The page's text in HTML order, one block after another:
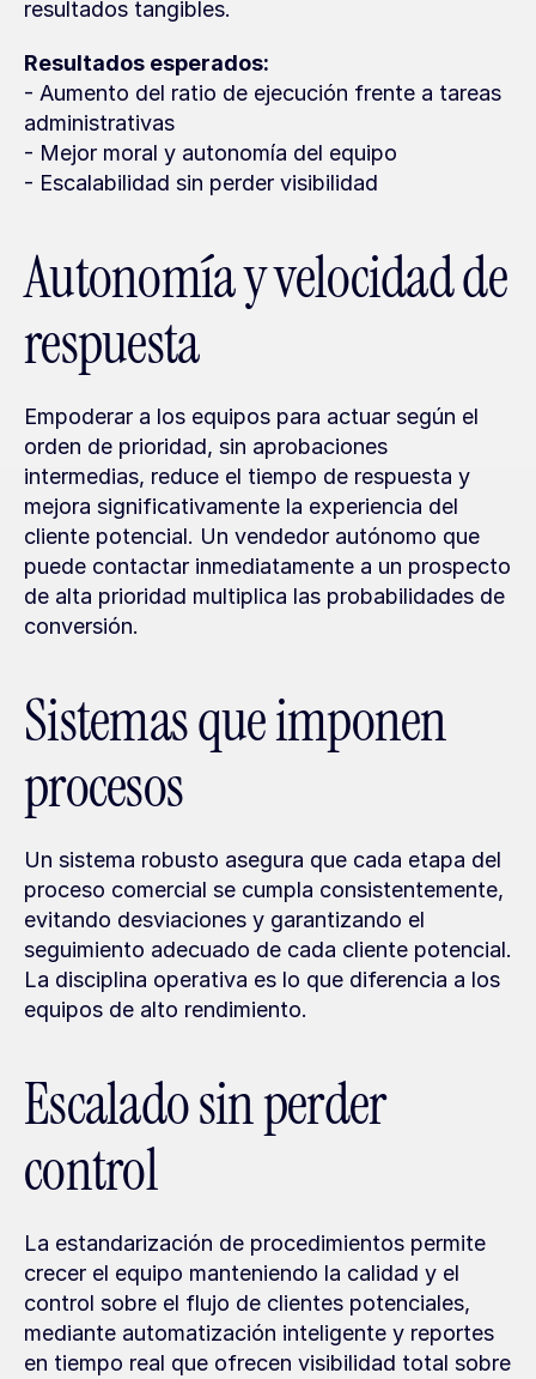
resultados tangibles.
Resultados esperados:
- Aumento del ratio de ejecución frente a tareas
administrativas
- Mejor moral y autonomía del equipo
- Escalabilidad sin perder visibilidad
Autonomía y velocidad de
respuesta
Empoderar a los equipos para actuar según el
orden de prioridad, sin aprobaciones
intermedias, reduce el tiempo de respuesta y
mejora significativamente la experiencia del
cliente potencial. Un vendedor autónomo que
puede contactar inmediatamente a un prospecto
de alta prioridad multiplica las probabilidades de
conversión.
Sistemas que imponen
procesos
Un sistema robusto asegura que cada etapa del
proceso comercial se cumpla consistentemente,
evitando desviaciones y garantizando el
seguimiento adecuado de cada cliente potencial.
La disciplina operativa es lo que diferencia a los
equipos de alto rendimiento.
Escalado sin perder
control
La estandarización de procedimientos permite
crecer el equipo manteniendo la calidad y el
control sobre el flujo de clientes potenciales,
mediante automatización inteligente y reportes
en tiempo real que ofrecen visibilidad total sobre